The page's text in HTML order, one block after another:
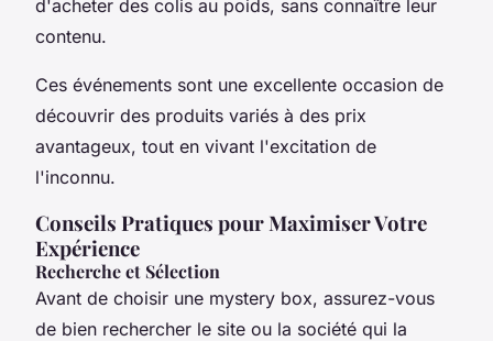
d'acheter des colis au poids, sans connaître leur
contenu.
Ces événements sont une excellente occasion de
découvrir des produits variés à des prix
avantageux, tout en vivant l'excitation de
l'inconnu.
Conseils Pratiques pour Maximiser Votre
Expérience
Recherche et Sélection
Avant de choisir une mystery box, assurez-vous
de bien rechercher le site ou la société qui la